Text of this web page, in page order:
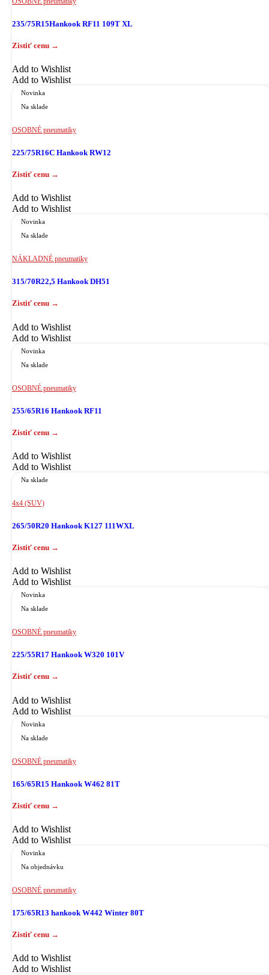
235/75R15Hankook RF11 109T XL
Add to Wishlist
Add to Wishlist
Novinka
Na sklade
OSOBNÉ pneumatiky
225/75R16C Hankook RW12
Add to Wishlist
Add to Wishlist
Novinka
Na sklade
NÁKLADNÉ pneumatiky
315/70R22,5 Hankook DH51
Add to Wishlist
Add to Wishlist
Novinka
Na sklade
OSOBNÉ pneumatiky
255/65R16 Hankook RF11
Add to Wishlist
Add to Wishlist
Na sklade
4x4 (SUV)
265/50R20 Hankook K127 111WXL
Add to Wishlist
Add to Wishlist
Novinka
Na sklade
OSOBNÉ pneumatiky
225/55R17 Hankook W320 101V
Add to Wishlist
Add to Wishlist
Novinka
Na sklade
OSOBNÉ pneumatiky
165/65R15 Hankook W462 81T
Add to Wishlist
Add to Wishlist
Novinka
Na objednávku
OSOBNÉ pneumatiky
175/65R13 hankook W442 Winter 80T
Add to Wishlist
Add to Wishlist